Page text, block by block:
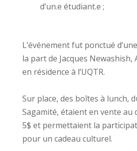
d’un.e étudiant.e ;
L’événement fut ponctué
la part de Jacques
en résidence à l’UQTR.
Sur place, des boîtes à lunch,
Sagamité, étaient en vente au
5$ et permettaient la
pour un cadeau culturel.